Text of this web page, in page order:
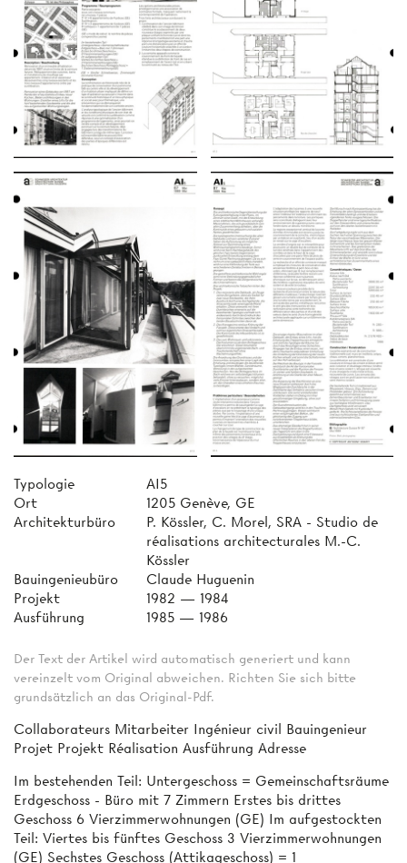
Typologie
AI5
Ort
1205 Genève, GE
Architekturbüro
P. Kössler, C. Morel, SRA - Studio de
réalisations architecturales M.-C.
Kössler
Bauingenieubüro
Claude Huguenin
Projekt
1982 — 1984
Ausführung
1985 — 1986
Der Text der Artikel wird automatisch generiert und kann
vereinzelt vom Original abweichen. Richten Sie sich bitte
grundsätzlich an das Original-Pdf.
Collaborateurs Mitarbeiter Ingénieur civil Bauingenieur
Projet Projekt Réalisation Ausführung Adresse
Im bestehenden Teil: Untergeschoss = Gemeinschaftsräume
Erdgeschoss - Büro mit 7 Zimmern Erstes bis drittes
Geschoss 6 Vierzimmerwohnungen (GE) Im aufgestockten
Teil: Viertes bis fünftes Geschoss 3 Vierzimmerwohnungen
(GE) Sechstes Geschoss (Attikageschoss) = 1